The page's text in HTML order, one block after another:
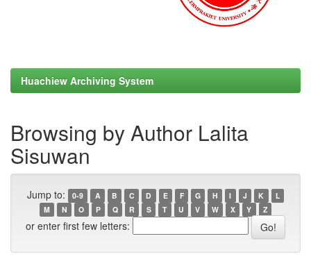
Huachiew Archiving System
Browsing by Author Lalita
Sisuwan
Jump to: 0-9 A B C D E F G H I J K
L
M
N O P Q R S T U V W X Y Z
or enter first few letters: